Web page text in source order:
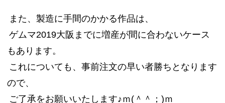
また、製造に手間のかかる作品は、
ゲムマ2019大阪までに増産が間に合わないケース
もあります。
これについても、事前注文の早い者勝ちとなります
ので、
ご了承をお願いいたします♪ｍ(＾＾；)ｍ